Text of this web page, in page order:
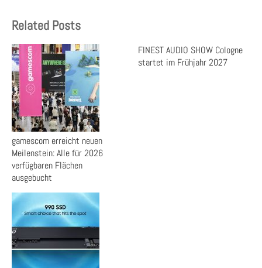
Related Posts
gamescom erreicht neuen
Meilenstein: Alle für 2026
verfügbaren Flächen
ausgebucht
FINEST AUDIO SHOW Cologne
startet im Frühjahr 2027